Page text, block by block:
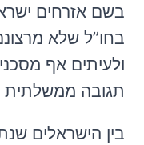
בחו”ל שלא
ולעיתים אף
תגובה ממשלתית
בין הישראלים